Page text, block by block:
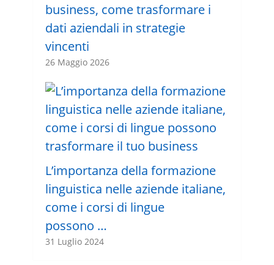
business, come trasformare i
dati aziendali in strategie
vincenti
26 Maggio 2026
L’importanza della formazione
linguistica nelle aziende italiane,
come i corsi di lingue
possono …
31 Luglio 2024